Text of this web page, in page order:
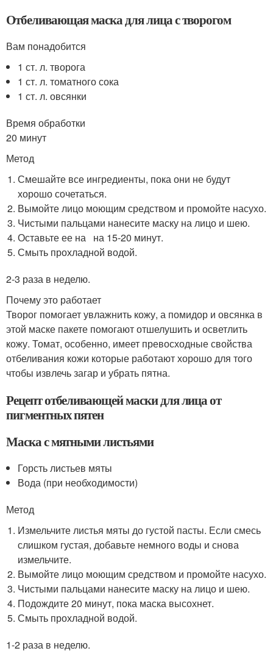
Отбеливающая маска для лица с творогом
Вам понадобится
1 ст. л. творога
1 ст. л. томатного сока
1 ст. л. овсянки
Время обработки
20 минут
Метод
Смешайте все ингредиенты, пока они не будут
хорошо сочетаться.
Вымойте лицо моющим средством и промойте насухо.
Чистыми пальцами нанесите маску на лицо и шею.
Оставьте ее на на 15-20 минут.
Смыть прохладной водой.
2-3 раза в неделю.
Почему это работает
Творог помогает увлажнить кожу, а помидор и овсянка в
этой маске пакете помогают отшелушить и осветлить
кожу. Томат, особенно, имеет превосходные свойства
отбеливания кожи которые работают хорошо для того
чтобы извлечь загар и убрать пятна.
Рецепт отбеливающей маски для лица от
пигментных пятен
Маска с мятными листьями
Горсть листьев мяты
Вода (при необходимости)
Метод
Измельчите листья мяты до густой пасты. Если смесь
слишком густая, добавьте немного воды и снова
измельчите.
Вымойте лицо моющим средством и промойте насухо.
Чистыми пальцами нанесите маску на лицо и шею.
Подождите 20 минут, пока маска высохнет.
Смыть прохладной водой.
1-2 раза в неделю.